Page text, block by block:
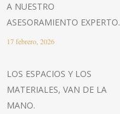
A NUESTRO
ASESORAMIENTO EXPERTO.
17 febrero, 2026
LOS ESPACIOS Y LOS
MATERIALES, VAN DE LA
MANO.